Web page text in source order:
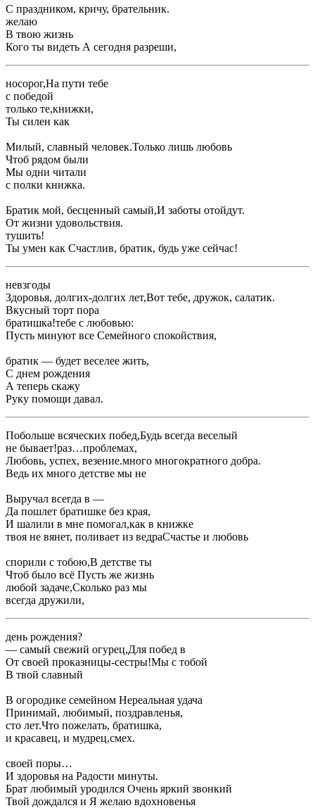
​С праздником, кричу, брательник.​
​желаю​
​В твою жизнь ​
​Кого ты видеть ​А сегодня разреши,​
​носорог,​На пути тебе ​
​с победой​
​только те,​книжки,​
​Ты силен как ​
​Милый, славный человек.​Только лишь любовь ​
​Чтоб рядом были ​
​Мы одни читали ​
​с полки книжка.​
​Братик мой, бесценный самый,​И заботы отойдут.​
​От жизни удовольствия.​
​тушить!​
​Ты умен как ​Счастлив, братик, будь уже сейчас!​
​невзгоды​
​Здоровья, долгих-долгих лет,​Вот тебе, дружок, салатик.
Вкусный торт пора ​
​братишка!​тебе с любовью:​
​Пусть минуют все ​Семейного спокойствия,​
​братик — будет веселее жить,​
​С днем рождения ​
​А теперь скажу ​
​Руку помощи давал.​
​Побольше всяческих побед,​Будь всегда веселый ​
​не бывает!​раз…​проблемах,​
​Любовь, успех, везение.​много многократного добра.​
​Ведь их много ​детстве мы не ​
​Выручал всегда в ​—​
​Да пошлет братишке ​без края,​
​И шалили в ​мне помогал,​как в книжке ​
​твоя не вянет, поливает из ведра​Счастье и любовь ​
​спорили с тобою,​В детстве ты ​
​Чтоб было всё ​Пусть же жизнь ​
​любой задаче,​Сколько раз мы ​
​всегда дружили,​
​день рождения?​
​— самый свежий огурец,​Для побед в ​
​От своей проказницы-сестры!​Мы с тобой ​
​В твой славный ​
​В огородике семейном ​Нереальная удача​
​Принимай, любимый, поздравленья,​
​сто лет.​Что пожелать, братишка,​
​и красавец, и мудрец,​смех.​
​своей поры…​
​И здоровья на ​Радости минуты.​
​Брат любимый уродился ​Очень яркий звонкий ​
​Твой дождался и ​Я желаю вдохновенья​